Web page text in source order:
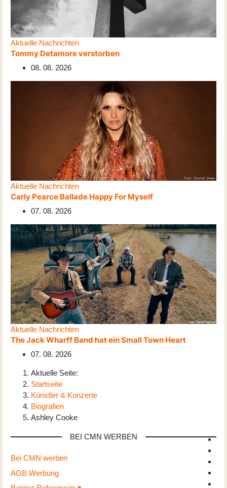
Aktuelle Nachrichten
Tommy Detamore verstorben
08. 08. 2026
Aktuelle Nachrichten
Carly Pearce Ballade Happy For Myself
07. 08. 2026
Aktuelle Nachrichten
The Jack Wharff Band hat ein Small Town Heart
07. 08. 2026
Aktuelle Seite:
Startseite
Künstler & Konzerte
Biografien
Ashley Cooke
BEI CMN WERBEN
Bei CMN werben
AGB Werbung